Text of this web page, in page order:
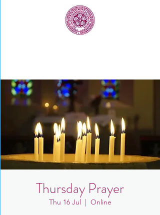
Thursday Prayer
Thu 16 Jul
  |
Online